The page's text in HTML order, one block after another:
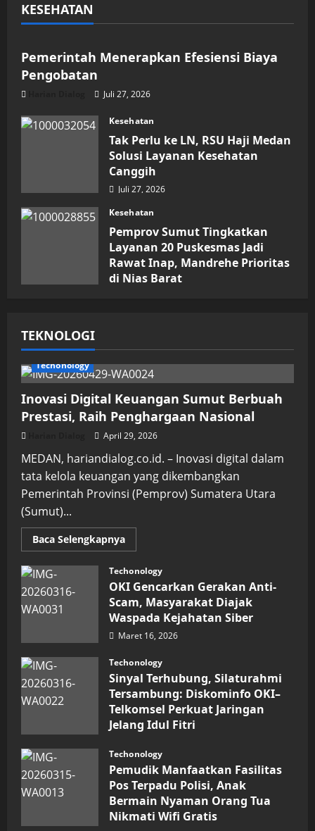
KESEHATAN
Kesehatan
Pemerintah Menerapkan Efesiensi Biaya
Pengobatan
Juli 27, 2026
Kesehatan
Tak Perlu ke LN, RSU Haji Medan
Solusi Layanan Kesehatan
Canggih
Juli 27, 2026
Kesehatan
Pemprov Sumut Tingkatkan
Layanan 20 Puskesmas Jadi
Rawat Inap, Mandrehe Prioritas
di Nias Barat
TEKNOLOGI
Techonology
Inovasi Digital Keuangan Sumut Berbuah
Prestasi, Raih Penghargaan Nasional
April 29, 2026
MEDAN, hariandialog.co.id. – Inovasi digital dalam
tata kelola keuangan yang dikembangkan
Pemerintah Provinsi (Pemprov) Sumatera Utara
(Sumut)...
Baca SelengkapnyaRead
more
Inovasi
Digital
Keuangan
Sumut
Berbuah
Prestasi,
Raih
Penghargaan
Techonology
OKI Gencarkan Gerakan Anti-
Scam, Masyarakat Diajak
Waspada Kejahatan Siber
Maret 16, 2026
Techonology
Sinyal Terhubung, Silaturahmi
Tersambung: Diskominfo OKI–
Telkomsel Perkuat Jaringan
Jelang Idul Fitri
Techonology
Pemudik Manfaatkan Fasilitas
Pos Terpadu Polisi, Anak
Bermain Nyaman Orang Tua
Nikmati Wifi Gratis